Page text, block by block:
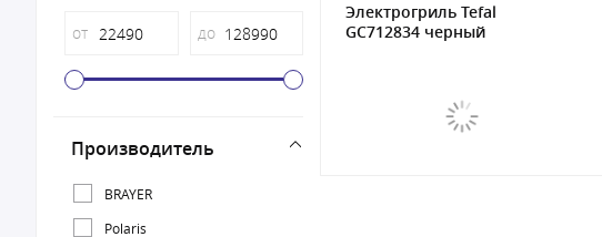
от до
Производитель
BRAYER
Polaris
Электрогриль Tefal
GC712834 черный